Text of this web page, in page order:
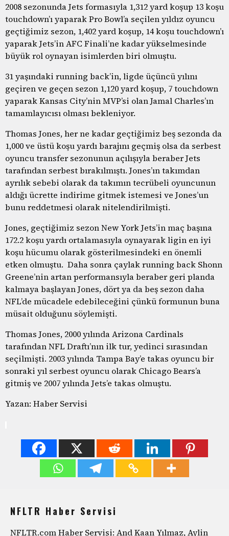
2008 sezonunda Jets formasıyla 1,312 yard koşup 13 koşu
touchdown’ı yaparak Pro Bowl’a seçilen yıldız oyuncu
geçtiğimiz sezon, 1,402 yard koşup, 14 koşu touchdown’ı
yaparak Jets’in AFC Finali’ne kadar yükselmesinde
büyük rol oynayan isimlerden biri olmuştu.
31 yaşındaki running back’in, ligde üçüncü yılını
geçiren ve geçen sezon 1,120 yard koşup, 7 touchdown
yaparak Kansas City’nin MVP’si olan Jamal Charles’ın
tamamlayıcısı olması bekleniyor.
Thomas Jones, her ne kadar geçtiğimiz beş sezonda da
1,000 ve üstü koşu yardı barajını geçmiş olsa da serbest
oyuncu transfer sezonunun açılışıyla beraber Jets
tarafından serbest bırakılmıştı. Jones’ın takımdan
ayrılık sebebi olarak da takımın tecrübeli oyuncunun
aldığı ücrette indirime gitmek istemesi ve Jones’un
bunu reddetmesi olarak nitelendirilmişti.
Jones, geçtiğimiz sezon New York Jets’in maç başına
172.2 koşu yardı ortalamasıyla oynayarak ligin en iyi
koşu hücumu olarak gösterilmesindeki en önemli
etken olmuştu. Daha sonra çaylak running back Shonn
Greene’nin artan performansıyla beraber geri planda
kalmaya başlayan Jones, dört ya da beş sezon daha
NFL’de mücadele edebileceğini çünkü formunun buna
müsait olduğunu söylemişti.
Thomas Jones, 2000 yılında Arizona Cardinals
tarafından NFL Draftı’nın ilk tur, yedinci sırasından
seçilmişti. 2003 yılında Tampa Bay’e takas oyuncu bir
sonraki yıl serbest oyuncu olarak Chicago Bears’a
gitmiş ve 2007 yılında Jets’e takas olmuştu.
Yazan: Haber Servisi
NFLTR Haber Servisi
NFLTR.com Haber Servisi: And Kaan Yılmaz, Aylin